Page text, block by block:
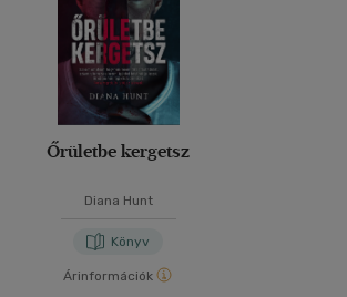
Őrületbe kergetsz
Diana Hunt
Könyv
Árinformációk